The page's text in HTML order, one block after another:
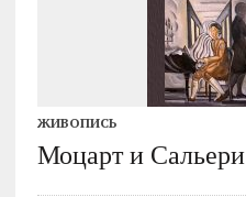
ЖИВОПИСЬ
Моцарт и Сальери